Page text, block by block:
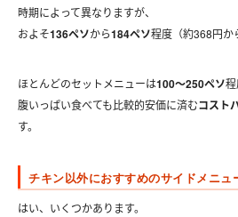
時期によって異なりますが、
およそ136ペソから184ペソ程度（約368円か
ほとんどのセットメニューは100〜250ペソ
腹いっぱい食べても比較的安価に済むコスト
す。
チキン以外におすすめのサイドメニュ
はい、いくつかあります。